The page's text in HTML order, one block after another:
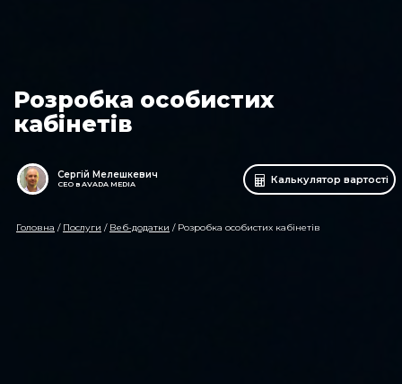
Розробка особистих
кабінетів
Сергій Мелешкевич
CEO в AVADA MEDIA Калькулятор вартості
Головна / Послуги / Веб-додатки / Розробка особистих кабінетів